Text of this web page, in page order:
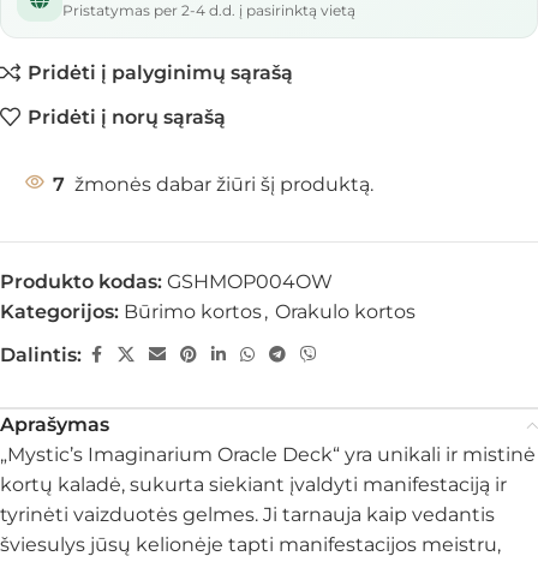
Pristatymas per 2-4 d.d. į pasirinktą vietą
Pridėti į palyginimų sąrašą
Pridėti į norų sąrašą
7 žmonės dabar žiūri šį produktą.
Produkto kodas: GSHMOP004OW
Kategorijos: Būrimo kortos, Orakulo kortos
Dalintis:
Aprašymas
„Mystic’s Imaginarium Oracle Deck“ yra unikali ir mistinė
kortų kaladė, sukurta siekiant įvaldyti manifestaciją ir
tyrinėti vaizduotės gelmes. Ji tarnauja kaip vedantis
šviesulys jūsų kelionėje tapti manifestacijos meistru,